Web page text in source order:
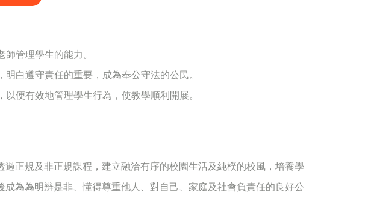
管理學生的能力。
白遵守責任的重要，成為奉公守法的公民。
便有效地管理學生行為，使教學順利開展。
過正規及非正規課程，建立融洽有序的校園生活及純樸的校風，培養學
成為為明辨是非、懂得尊重他人、對自己、家庭及社會負責任的良好公